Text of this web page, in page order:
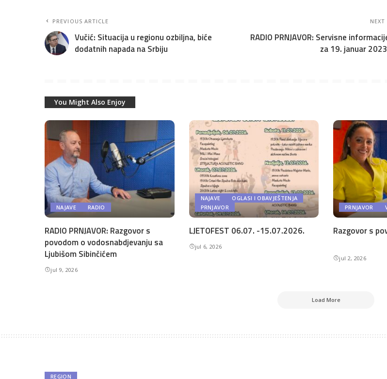
PREVIOUS ARTICLE
Vučić: Situacija u regionu ozbiljna, biće
dodatnih napada na Srbiju
RADIO PRNJAVOR: Servisne
za 19. januar
You Might Also Enjoy
NAJAVE RADIO
RADIO PRNJAVOR: Razgovor s
povodom o vodosnabdjevanju sa
Ljubišom Sibinčićem
jul 9, 2026
NAJAVE
OGLASI I OBAVJEŠTENJA
PRNJAVOR
LJETOFEST 06.07. -15.07.2026.
jul 6, 2026
PRNJAVOR
Razgovor s
jul 2, 2026
Load More
REGION